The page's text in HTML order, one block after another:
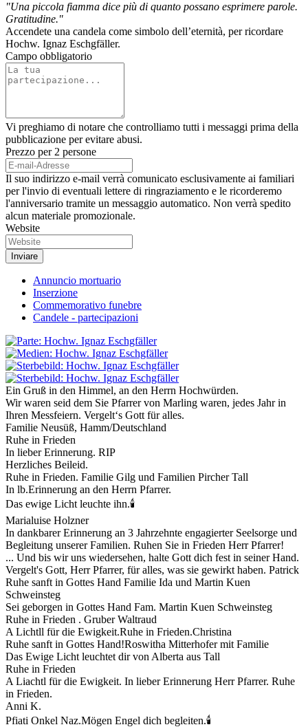
"Una piccola fiamma dice più di quanto possano esprimere parole.
Gratitudine."
Accendete una candela come simbolo dell’eternità, per ricordare
Hochw. Ignaz Eschgfäller.
Campo obbligatorio
Vi preghiamo di notare che controlliamo tutti i messaggi prima della
pubblicazione per evitare abusi.
Prezzo per 2 persone
Il suo indirizzo e-mail verrà comunicato esclusivamente ai familiari
per l'invio di eventuali lettere di ringraziamento e le ricorderemo
l'anniversario tramite un messaggio automatico. Non verrà spedito
alcun materiale promozionale.
Website
Annuncio mortuario
Inserzione
Commemorativo funebre
Candele - partecipazioni
Ein Gruß in den Himmel, an den Herrn Hochwürden.
Wir waren seid dem Sie Pfarrer von Marling waren, jedes Jahr in
Ihren Messfeiern. Vergelt‘s Gott für alles.
Familie Neusüß, Hamm/Deutschland
Ruhe in Frieden
In lieber Erinnerung. RIP
Herzliches Beileid.
Ruhe in Frieden. Familie Gilg und Familien Pircher Tall
In lb.Erinnerung an den Herrn Pfarrer.
Das ewige Licht leuchte ihn.🕯
Marialuise Holzner
In dankbarer Erinnerung an 3 Jahrzehnte engagierter Seelsorge und
Begleitung unserer Familien. Ruhen Sie in Frieden Herr Pfarrer!
... Und bis wir uns wiedersehen, halte Gott dich fest in seiner Hand.
Vergelt's Gott, Herr Pfarrer, für alles, was sie gewirkt haben. Patrick
Ruhe sanft in Gottes Hand Familie Ida und Martin Kuen
Schweinsteg
Sei geborgen in Gottes Hand Fam. Martin Kuen Schweinsteg
Ruhe in Frieden . Gruber Waltraud
A Lichtll für die Ewigkeit.Ruhe in Frieden.Christina
Ruhe sanft in Gottes Hand!Roswitha Mitterhofer mit Familie
Das Ewige Licht leuchtet dir von Alberta aus Tall
Ruhe in Frieden
A Liachtl für die Ewigkeit. In lieber Erinnerung Herr Pfarrer. Ruhe
in Frieden.
Anni K.
Pfiati Onkel Naz.Mögen Engel dich begleiten.🕯